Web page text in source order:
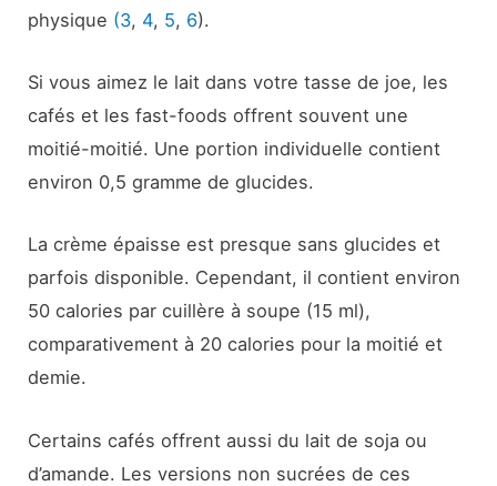
physique (3, 4, 5, 6).
Si vous aimez le lait dans votre tasse de joe, les
cafés et les fast-foods offrent souvent une
moitié-moitié. Une portion individuelle contient
environ 0,5 gramme de glucides.
La crème épaisse est presque sans glucides et
parfois disponible. Cependant, il contient environ
50 calories par cuillère à soupe (15 ml),
comparativement à 20 calories pour la moitié et
demie.
Certains cafés offrent aussi du lait de soja ou
d’amande. Les versions non sucrées de ces